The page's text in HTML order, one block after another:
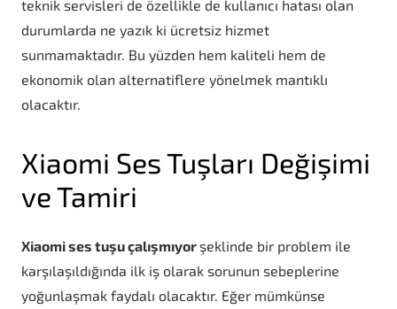
teknik servisleri de özellikle de kullanıcı hatası olan
durumlarda ne yazık ki ücretsiz hizmet
sunmamaktadır. Bu yüzden hem kaliteli hem de
ekonomik olan alternatiflere yönelmek mantıklı
olacaktır.
Xiaomi Ses Tuşları Değişimi
ve Tamiri
Xiaomi ses tuşu çalışmıyorşeklinde bir problem ile
karşılaşıldığında ilk iş olarak sorunun sebeplerine
yoğunlaşmak faydalı olacaktır. Eğer mümkünse